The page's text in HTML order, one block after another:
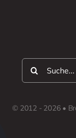
Suche
nach:
© 2012 - 2026 •